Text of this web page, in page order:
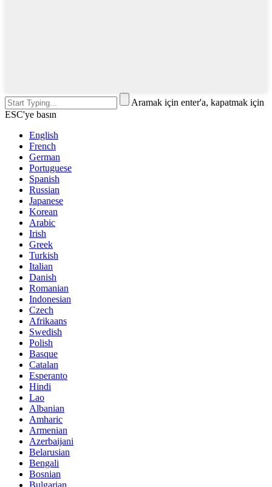
Aramak için enter'a, kapatmak için
ESC'ye basın
English
French
German
Portuguese
Spanish
Russian
Japanese
Korean
Arabic
Irish
Greek
Turkish
Italian
Danish
Romanian
Indonesian
Czech
Afrikaans
Swedish
Polish
Basque
Catalan
Esperanto
Hindi
Lao
Albanian
Amharic
Armenian
Azerbaijani
Belarusian
Bengali
Bosnian
Bulgarian